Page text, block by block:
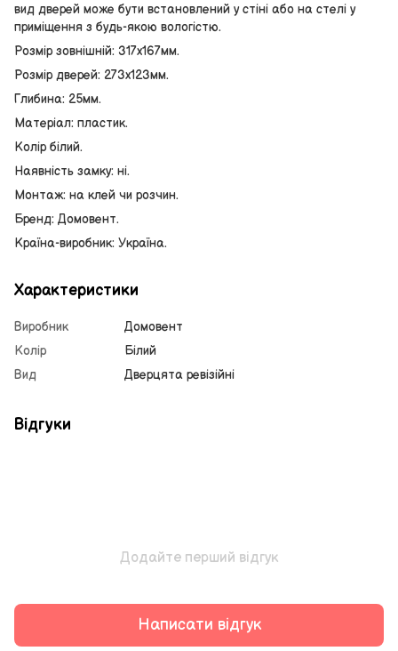
вид дверей може бути встановлений у стіні або на стелі у
приміщення з будь-якою вологістю.
Розмір зовнішній: 317х167мм.
Розмір дверей: 273х123мм.
Глибина: 25мм.
Матеріал: пластик.
Колір білий.
Наявність замку: ні.
Монтаж: на клей чи розчин.
Бренд: Домовент.
Країна-виробник: Україна.
Характеристики
Виробник
Домовент
Колір
Білий
Вид
Дверцята ревізійні
Відгуки
Додайте перший відгук
Написати відгук